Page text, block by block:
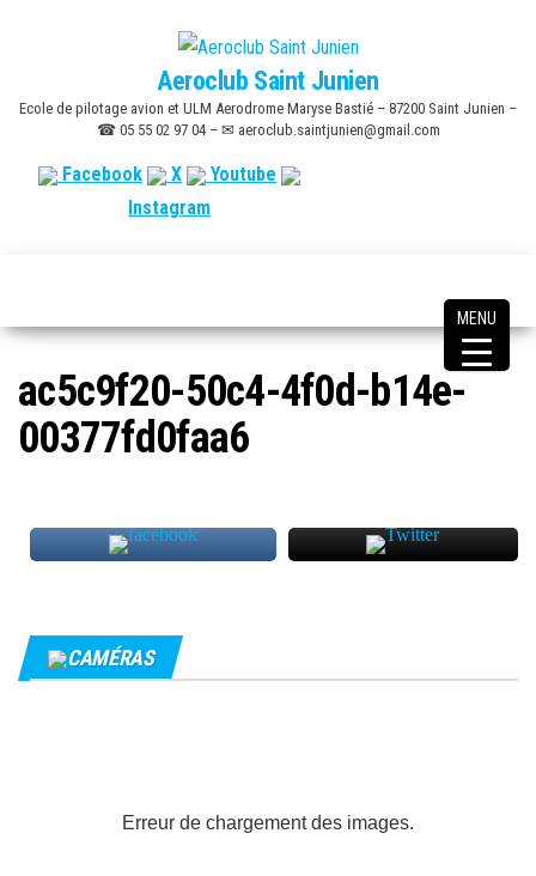
content
Aeroclub Saint Junien
Ecole de pilotage avion et ULM Aerodrome Maryse Bastié – 87200 Saint Junien –
☎ 05 55 02 97 04 – ✉ aeroclub.saintjunien@gmail.com
Facebook X
Youtube
Instagram
ac5c9f20-50c4-4f0d-b14e-
00377fd0faa6
CAMÉRAS
Erreur de chargement des images.
MENU